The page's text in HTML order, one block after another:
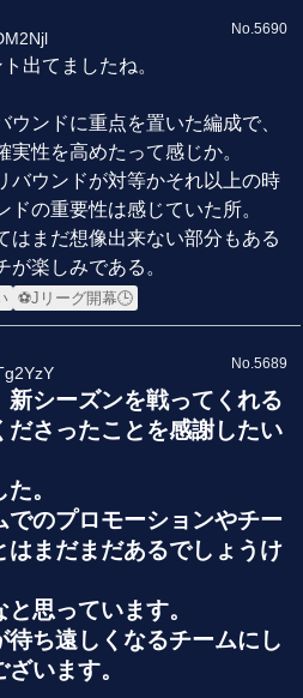
No.5690
出てましたね。
ンドに重点を置いた編成で、
性を高めたって感じか。
バウンドが対等かそれ以上の時
の重要性は感じていた所。
はまだ想像出来ない部分もある
楽しみである。
⚽Jリーグ開幕🕒
No.5689
新シーズンを戦ってくれる
ださったことを感謝したい
。
のプロモーションやチー
はまだまだあるでしょうけ
思っています。
ち遠しくなるチームにし
います。